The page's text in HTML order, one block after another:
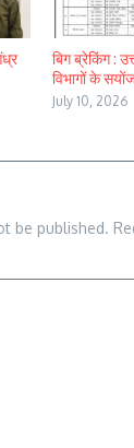
बिग ब्रेकिंग :
विभागों के
July 10, 2026
be published.